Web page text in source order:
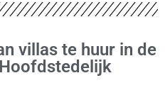
villas te huur in de